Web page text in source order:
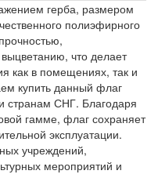
герба, размером
полиэфирного
что делает
как в помещениях, так и
купить данный флаг
странам СНГ. Благодаря
гамме, флаг сохраняет
эксплуатации.
учреждений,
мероприятий и